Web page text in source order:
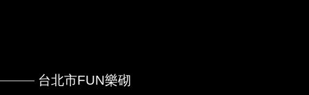
台北市FUN樂砌